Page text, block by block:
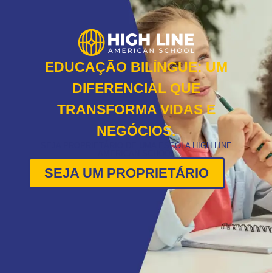
EDUCAÇÃO BILÍNGUE: UM
DIFERENCIAL QUE
TRANSFORMA VIDAS E
NEGÓCIOS.
SEJA PROPRIETÁRIO DE UMA ESCOLA HIGH LINE
AMERICAN SCHOOL
SEJA UM PROPRIETÁRIO